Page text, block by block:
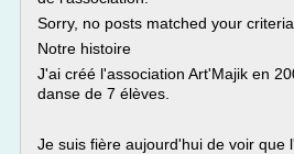
Sorry, no posts matched your criteria.
Notre histoire
J'ai créé l'association Art'Majik en
danse de 7 élèves.
Je suis fière aujourd'hui de voir que